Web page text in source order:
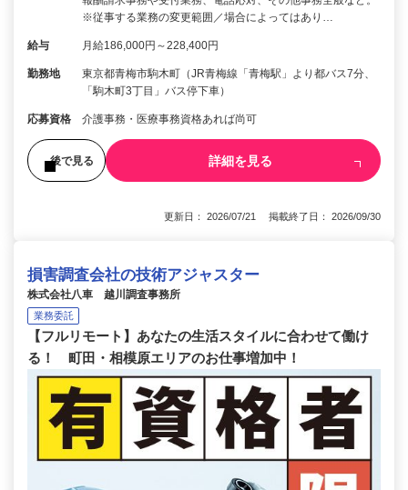
※従事する業務の変更範囲／場合によってはあり…
給与 月給186,000円～228,400円
勤務地
東京都青梅市駒木町（JR青梅線「青梅駅」より都バス7分、
「駒木町3丁目」バス停下車）
応募資格 介護事務・医療事務資格あれば尚可
後で見る 詳細を見る
更新日： 2026/07/21 掲載終了日： 2026/09/30
損害調査会社の技術アジャスター
株式会社八車 越川調査事務所
業務委託
【フルリモート】あなたの生活スタイルに合わせて働け
る！ 町田・相模原エリアのお仕事増加中！